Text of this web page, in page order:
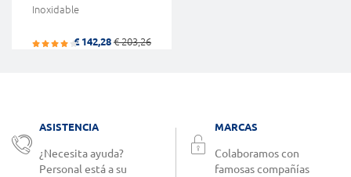
Inoxidable
€ 142,28 € 203,26
ASISTENCIA
¿Necesita ayuda?
Personal está a su
MARCAS
Colaboramos con
famosas compañías